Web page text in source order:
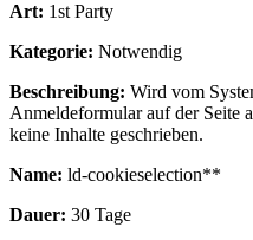
Art: 1st Party
Kategorie: Notwendig
Beschreibung: Wird vom
Anmeldeformular auf der Seite
keine Inhalte geschrieben.
Name: ld-cookieselection**
Dauer: 30 Tage